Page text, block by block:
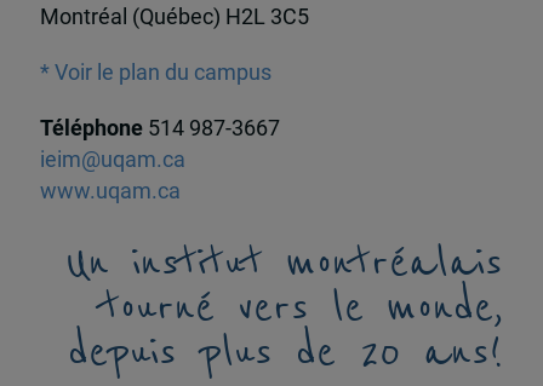
Montréal (Québec) H2L 3C5
* Voir le plan du campus
Téléphone 514 987-3667
ieim@uqam.ca
www.uqam.ca
Un institut montréalais
tourné vers le monde,
depuis plus de 20 ans!